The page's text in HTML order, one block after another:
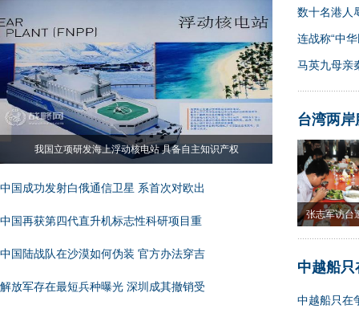
我国立项研发海上浮动核电站 具备自主知识产权
中国成功发射白俄通信卫星 系首次对欧出
中国再获第四代直升机标志性科研项目重
中国陆战队在沙漠如何伪装 官方办法穿吉
解放军存在最短兵种曝光 深圳成其撤销受
数十名港人
连战称“中
马英九母亲
台湾两
张志军访台
果
中越船
中越船只在